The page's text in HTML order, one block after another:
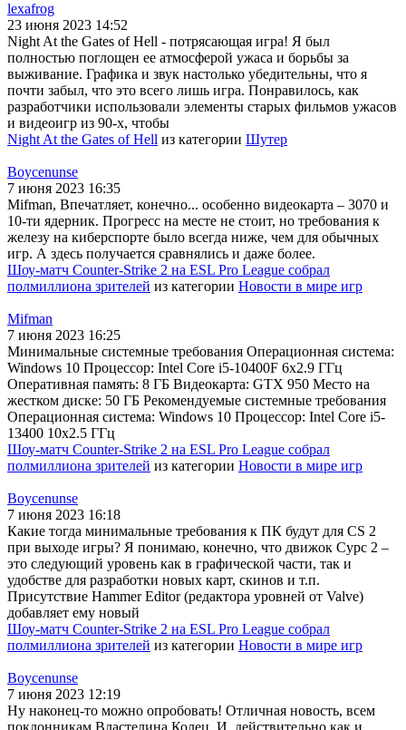
lexafrog
23 июня 2023 14:52
Night At the Gates of Hell - потрясающая игра! Я был
полностью поглощен ее атмосферой ужаса и борьбы за
выживание. Графика и звук настолько убедительны, что я
почти забыл, что это всего лишь игра. Понравилось, как
разработчики использовали элементы старых фильмов ужасов
и видеоигр из 90-х, чтобы
Night At the Gates of Hell из категории Шутер
Boycenunse
7 июня 2023 16:35
Mifman, Впечатляет, конечно... особенно видеокарта – 3070 и
10-ти ядерник. Прогресс на месте не стоит, но требования к
железу на киберспорте было всегда ниже, чем для обычных
игр. А здесь получается сравнялись и даже более.
Шоу-матч Counter-Strike 2 на ESL Pro League собрал
полмиллиона зрителей из категории Новости в мире игр
Mifman
7 июня 2023 16:25
Минимальные системные требования Операционная система:
Windows 10 Процессор: Intel Core i5-10400F 6x2.9 ГГц
Оперативная память: 8 ГБ Видеокарта: GTX 950 Место на
жестком диске: 50 ГБ Рекомендуемые системные требования
Операционная система: Windows 10 Процессор: Intel Core i5-
13400 10x2.5 ГГц
Шоу-матч Counter-Strike 2 на ESL Pro League собрал
полмиллиона зрителей из категории Новости в мире игр
Boycenunse
7 июня 2023 16:18
Какие тогда минимальные требования к ПК будут для CS 2
при выходе игры? Я понимаю, конечно, что движок Сурс 2 –
это следующий уровень как в графической части, так и
удобстве для разработки новых карт, скинов и т.п.
Присутствие Hammer Editor (редактора уровней от Valve)
добавляет ему новый
Шоу-матч Counter-Strike 2 на ESL Pro League собрал
полмиллиона зрителей из категории Новости в мире игр
Boycenunse
7 июня 2023 12:19
Ну наконец-то можно опробовать! Отличная новость, всем